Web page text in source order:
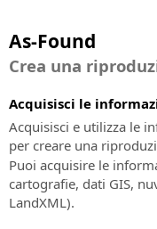
progettazione
idraulica
SierraSoft
Land
Design
Studio
Software
BIM
per
soluzioni
SierraSoft
Accelerator
Servizio
di
consulenza
e
supporto
As-Found
Crea una
Acquisisci le
Acquisisci e utilizza le
per creare una
Puoi acquisire le
cartografie, dati GIS,
LandXML).